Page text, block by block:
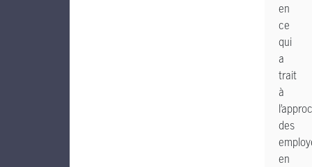
en
ce
qui
a
trait
à
des
en